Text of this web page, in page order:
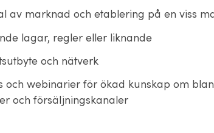
av marknad och etablering på en viss
lagar, regler eller liknande
och nätverk
och webinarier för ökad kunskap om
och försäljningskanaler